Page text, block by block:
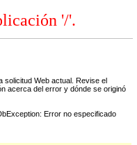
'/'.
solicitud Web actual. Revise el
acerca del error y dónde se originó
Error no especificado